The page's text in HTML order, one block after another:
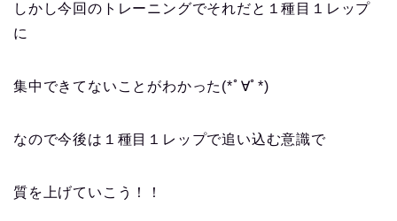
しかし今回のトレーニングでそれだと１種目１レップ
に
集中できてないことがわかった(*ﾟ∀ﾟ*)
なので今後は１種目１レップで追い込む意識で
質を上げていこう！！